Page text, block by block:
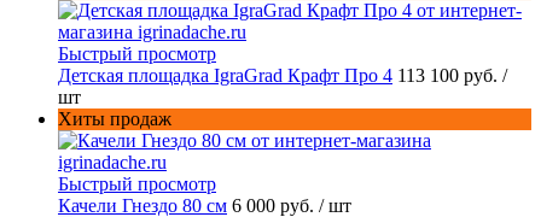
Быстрый просмотр
Детская площадка IgraGrad Крафт Про 4 113 100 руб. /
шт
Хиты продаж
Быстрый просмотр
Качели Гнездо 80 см 6 000 руб. / шт